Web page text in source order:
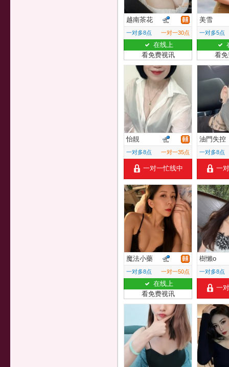
越南茶花
一对多8点 一对一30点
在线上
看免费视讯
美雪
一对多5点
看
怡靚
一对多8点 一对一35点
一对一忙线中
油門失控
一对多8点
一
魔法小藥
一对多8点 一对一50点
在线上
看免费视讯
樹懶o
一对多8点
一